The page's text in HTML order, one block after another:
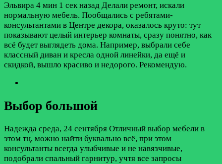
Эльвира 4 мин 1 сек назад Делали ремонт, искали
нормальную мебель. Пообщались с ребятами-
консультантами в Центре декора, оказалось круто: тут
показывают целый интерьер комнаты, сразу понятно, как
всё будет выглядеть дома. Например, выбрали себе
классный диван и кресла одной линейки, да ещё и
скидкой, вышло красиво и недорого. Рекомендую.
Выбор большой
Надежда среда, 24 сентября Отличный выбор мебели в
этом тц, можно найти буквально всё, при этом
консультанты всегда улыбчивые и не навязчивые,
подобрали спальный гарнитур, учтя все запросы